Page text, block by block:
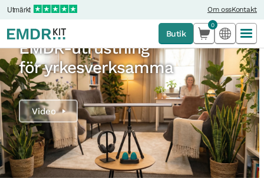
Utmärkt Om ossKontakt
Butik
0
EMDR-utrustning
för yrkesverksamma